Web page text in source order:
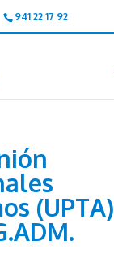
941 22 17 92
(UPTA)